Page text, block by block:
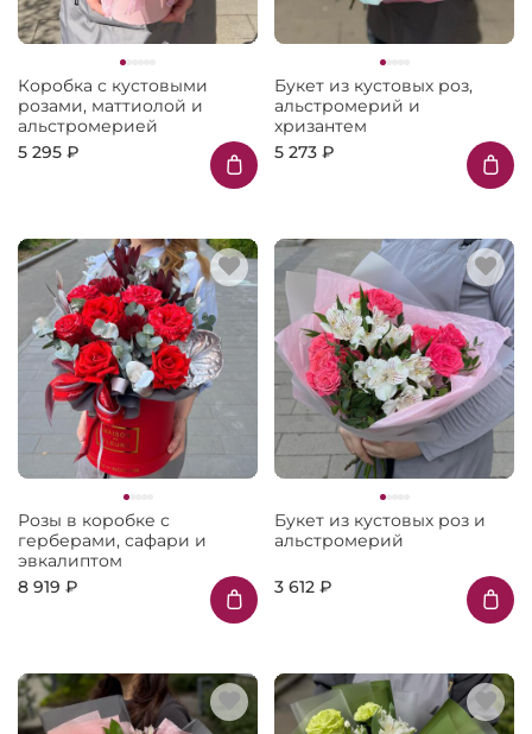
Коробка с кустовыми
розами, маттиолой и
альстромерией
5 295 ₽
Букет из кустовых роз,
альстромерий и
хризантем
5 273 ₽
Розы в коробке с
герберами, сафари и
эвкалиптом
8 919 ₽
Букет из кустовых роз и
альстромерий
3 612 ₽